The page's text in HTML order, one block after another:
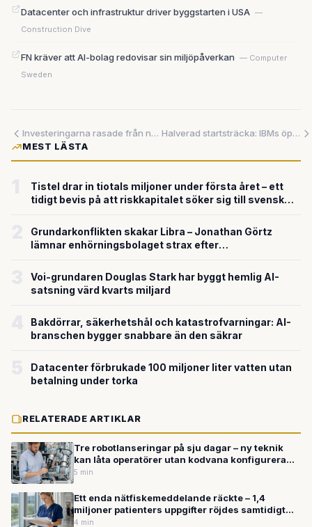
Datacenter och infrastruktur driver byggstarten i USA —
Construction Dive
FN kräver att AI-bolag redovisar sin miljöpåverkan — Computer
Sweden
Investeringarna rasade från nära en miljard till 55 miljoner – ändå vägrar ett fåtal aktörer ge upp odlat kött
Halverad startsträcka: IBMs öppna ramverk tar hand om det tråkiga så utvecklarna slipper
MEST LÄSTA
Tistel drar in tiotals miljoner under första året – ett
tidigt bevis på att riskkapitalet söker sig till svensk
Grundarkonflikten skakar Libra – Jonathan Görtz
lämnar enhörningsbolaget strax efter
Voi-grundaren Douglas Stark har byggt hemlig AI-
satsning värd kvarts miljard
Bakdörrar, säkerhetshål och katastrofvarningar: AI-
branschen bygger snabbare än den säkrar
Datacenter förbrukade 100 miljoner liter vatten utan
betalning under torka
RELATERADE ARTIKLAR
Tre robotlanseringar på sju dagar – ny teknik
kan låta operatörer utan kodvana konfigurera
industrirobotar
5 min
Ett enda nätfiskemeddelande räckte – 1,4
miljoner patienters uppgifter röjdes samtidigt
som experter varnar för AI-driven
4 min